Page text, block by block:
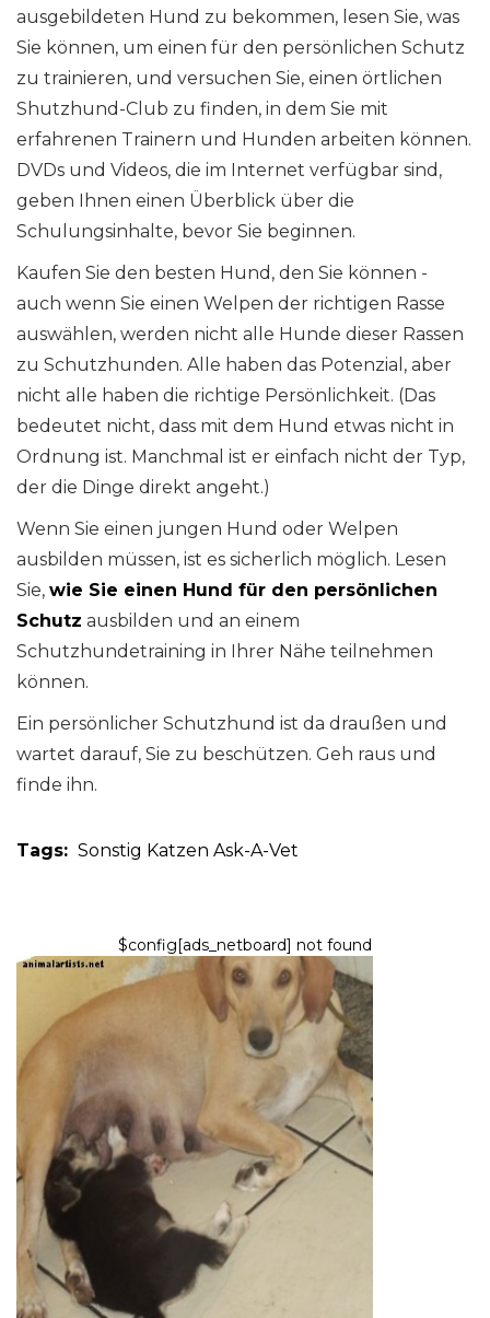
ausgebildeten Hund zu bekommen, lesen Sie, was
Sie können, um einen für den persönlichen Schutz
zu trainieren, und versuchen Sie, einen örtlichen
Shutzhund-Club zu finden, in dem Sie mit
erfahrenen Trainern und Hunden arbeiten können.
DVDs und Videos, die im Internet verfügbar sind,
geben Ihnen einen Überblick über die
Schulungsinhalte, bevor Sie beginnen.
Kaufen Sie den besten Hund, den Sie können -
auch wenn Sie einen Welpen der richtigen Rasse
auswählen, werden nicht alle Hunde dieser Rassen
zu Schutzhunden. Alle haben das Potenzial, aber
nicht alle haben die richtige Persönlichkeit. (Das
bedeutet nicht, dass mit dem Hund etwas nicht in
Ordnung ist. Manchmal ist er einfach nicht der Typ,
der die Dinge direkt angeht.)
Wenn Sie einen jungen Hund oder Welpen
ausbilden müssen, ist es sicherlich möglich. Lesen
Sie, wie Sie einen Hund für den persönlichen
Schutz ausbilden und an einem
Schutzhundetraining in Ihrer Nähe teilnehmen
können.
Ein persönlicher Schutzhund ist da draußen und
wartet darauf, Sie zu beschützen. Geh raus und
finde ihn.
Tags: Sonstig Katzen Ask-A-Vet
$config[ads_netboard] not found
HUNDE
Was passiert, wenn Ihr Hund
kastriert?
6,2026